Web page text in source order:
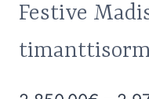
Festive